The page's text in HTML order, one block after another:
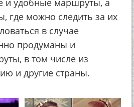
и удобные маршруты, а
где можно следить за их
в случае
продуманы и
в том числе из
и другие страны.